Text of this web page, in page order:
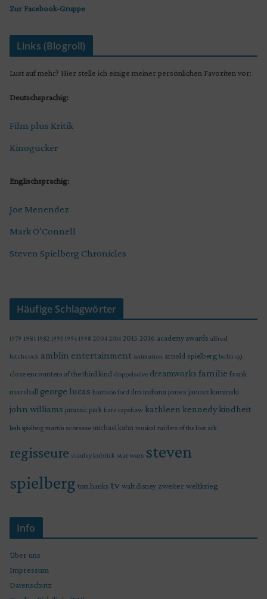
Zur Facebook-Gruppe
Links (Blogroll)
Lust auf mehr? Hier stelle ich einige meiner persönlichen Favoriten vor:
Deutschsprachig:
Film plus Kritik
Kinogucker
Englischsprachig:
Joe Menendez
Mark O’Connell
Steven Spielberg Chronicles
Häufige Schlagwörter
1979 1981 1982 1993 1994 1998 2004 2014 2015 2016 academy awards alfred
hitchcock amblin entertainment animation arnold spielberg berlin cgi
close encounters of the third kind doppelsalve dreamworks familie frank
marshall george lucas harrison ford ilm indiana jones janusz kaminski
john williams jurassic park kate capshaw kathleen kennedy kindheit
leah spielberg martin scorsese michael kahn musical raiders of the lost ark
regisseure stanley kubrick star wars steven
spielberg tom hanks tv walt disney zweiter weltkrieg
Info
Über uns
Impressum
Datenschutz